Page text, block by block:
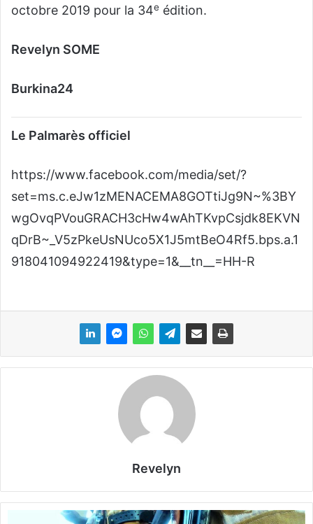
octobre 2019 pour la 34e édition.
Revelyn SOME
Burkina24
Le Palmarès officiel
https://www.facebook.com/media/set/?
set=ms.c.eJw1zMENACEMA8GOTtiJg9N~%3BY
wgOvqPVouGRACH3cHw4wAhTKvpCsjdk8EKVN
qDrB~_V5zPkeUsNUco5X1J5mtBeO4Rf5.bps.a.1
918041094922419&type=1&__tn__=HH-R
Revelyn